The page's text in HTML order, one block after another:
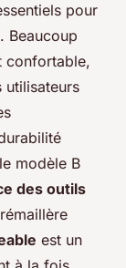
pour
Beaucoup
confortable,
utilisateurs
modèle B
des outils
est un